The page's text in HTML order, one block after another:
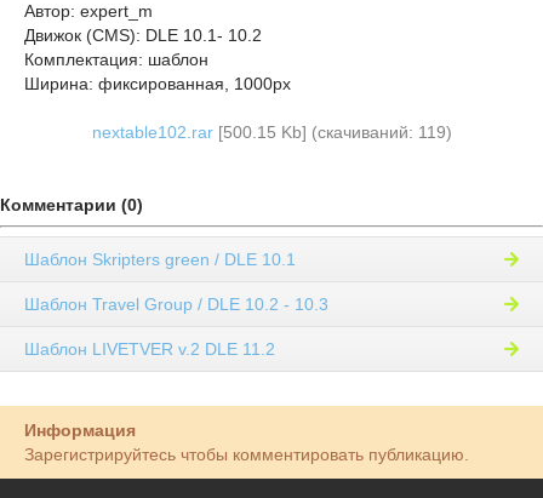
Автор: expert_m
Движок (CMS): DLE 10.1- 10.2
Комплектация: шаблон
Ширина: фиксированная, 1000px
nextable102.rar[500.15 Kb] (cкачиваний: 119)
Комментарии (0)
Шаблон Skripters green / DLE 10.1
Шаблон Travel Group / DLE 10.2 - 10.3
Шаблон LIVETVER v.2 DLE 11.2
Информация
Зарегистрируйтесь чтобы комментировать публикацию.